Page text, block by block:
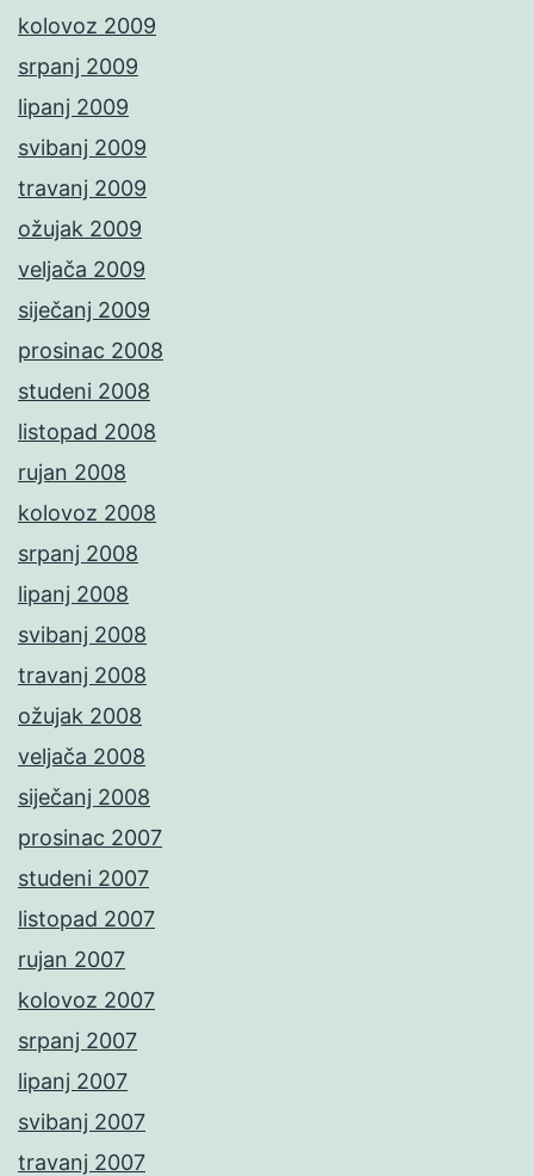
kolovoz 2009
srpanj 2009
lipanj 2009
svibanj 2009
travanj 2009
ožujak 2009
veljača 2009
siječanj 2009
prosinac 2008
studeni 2008
listopad 2008
rujan 2008
kolovoz 2008
srpanj 2008
lipanj 2008
svibanj 2008
travanj 2008
ožujak 2008
veljača 2008
siječanj 2008
prosinac 2007
studeni 2007
listopad 2007
rujan 2007
kolovoz 2007
srpanj 2007
lipanj 2007
svibanj 2007
travanj 2007